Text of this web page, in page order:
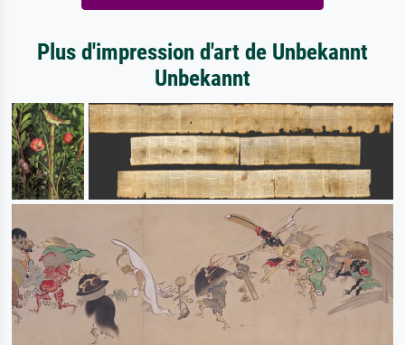
Plus d'impression d'art de Unbekannt
Unbekannt